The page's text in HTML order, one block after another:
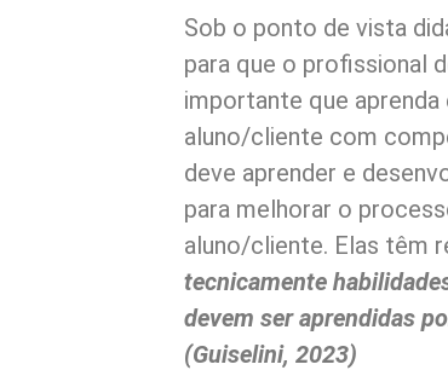
Sob o ponto de vista
para que o profissional
importante que aprenda
aluno/cliente com
deve aprender e
para melhorar o
aluno/cliente. Elas têm
tecnicamente
devem ser aprendidas
(Guiselini, 2023)